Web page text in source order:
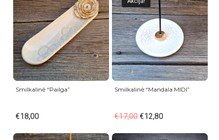
Smilkalinė “Pailga”
€18,00
Smilkalinė “Mandala MIDI”
€17,00 €12,80